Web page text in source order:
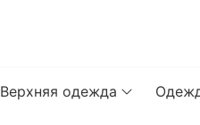
Верхняя одежда